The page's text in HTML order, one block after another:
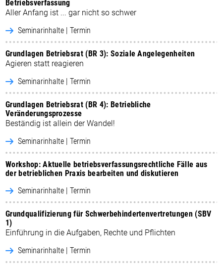
Betriebsverfassung
Aller Anfang ist ... gar nicht so schwer
Seminarinhalte | Termin
Grundlagen Betriebsrat (BR 3): Soziale Angelegenheiten
Agieren statt reagieren
Seminarinhalte | Termin
Grundlagen Betriebsrat (BR 4): Betriebliche
Veränderungsprozesse
Beständig ist allein der Wandel!
Seminarinhalte | Termin
Workshop: Aktuelle betriebsverfassungsrechtliche Fälle aus
der betrieblichen Praxis bearbeiten und diskutieren
Seminarinhalte | Termin
Grundqualifizierung für Schwerbehindertenvertretungen (SBV
1)
Einführung in die Aufgaben, Rechte und Pflichten
Seminarinhalte | Termin